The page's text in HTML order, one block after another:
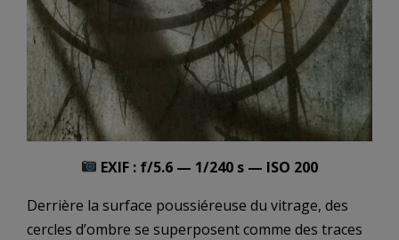
EXIF : f/5.6 — 1/240 s — ISO 200
Derrière la surface poussiéreuse du vitrage, des
cercles d’ombre se superposent comme des traces